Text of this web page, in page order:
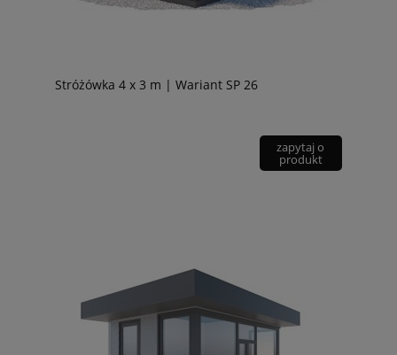
Stróżówka 4 x 3 m | Wariant SP 26
zapytaj o
produkt